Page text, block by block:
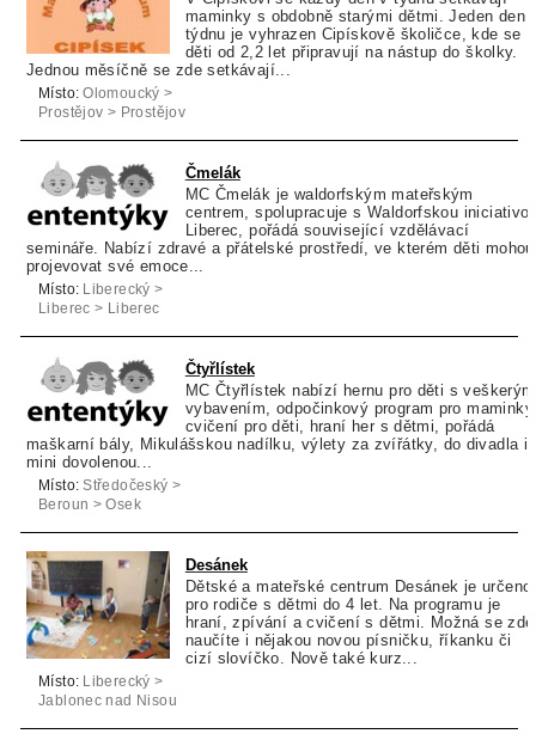
maminky s obdobně starými dětmi. Jeden den
týdnu je vyhrazen Cipískově školičce, kde se
děti od 2,2 let připravují na nástup do školky.
Jednou měsíčně se zde setkávají...
Místo: Olomoucký >
Prostějov > Prostějov
Čmelák
MC Čmelák je waldorfským mateřským
centrem, spolupracuje s Waldorfskou
Liberec, pořádá související vzdělávací
semináře. Nabízí zdravé a přátelské prostředí, ve kterém děti mohou
projevovat své emoce...
Místo:
Liberecký >
Liberec > Liberec
Čtyřlístek
MC Čtyřlístek nabízí hernu pro děti s veškerým
vybavením, odpočinkový program pro
cvičení pro děti, hraní her s dětmi, pořádá
maškarní bály, Mikulášskou nadílku, výlety za zvířátky, do divadla i
mini dovolenou...
Místo: Středočeský >
Beroun > Osek
Desánek
Dětské a mateřské centrum Desánek je určeno
pro rodiče s dětmi do 4 let. Na programu je
hraní, zpívání a cvičení s dětmi. Možná se zde
naučíte i nějakou novou písničku, říkanku či
cizí slovíčko. Nově také kurz...
Místo:
Liberecký >
Jablonec nad Nisou